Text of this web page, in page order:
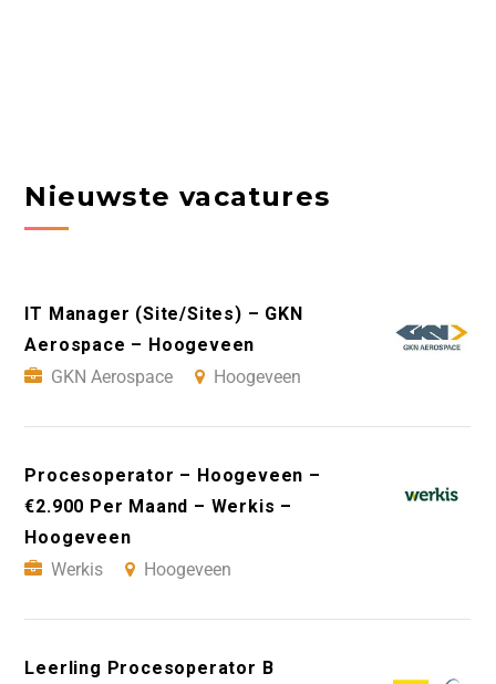
Nieuwste vacatures
IT Manager (Site/Sites) – GKN
Aerospace – Hoogeveen
GKN Aerospace
Hoogeveen
Procesoperator – Hoogeveen –
€2.900 Per Maand – Werkis –
Hoogeveen
Werkis
Hoogeveen
Leerling Procesoperator B